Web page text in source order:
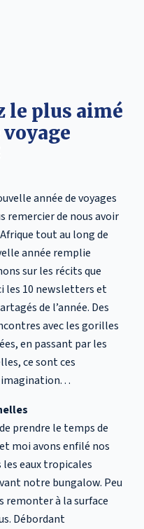
le plus aimé
voyage
année de voyages
remercier de nous avoir
tout au long de
année remplie
sur les récits que
les 10 newsletters et
de l’année. Des
avec les gorilles
en passant par les
ce sont ces
. .
prendre le temps de
moi avons enfilé nos
eaux tropicales
notre bungalow. Peu
remonter à la surface
Débordant